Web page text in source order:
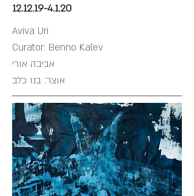
12.12.19-4.1.20
Aviva Uri
Curator: Benno Kalev
אביבה אורי
אוצר: בנו כלב